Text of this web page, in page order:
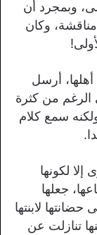
وبمجرد أن
وكان
أرسل
الرغم من كثرة
ولكنه سمع كلام
إلا لكونها
جعلها
لابنتها
تنازلت عن